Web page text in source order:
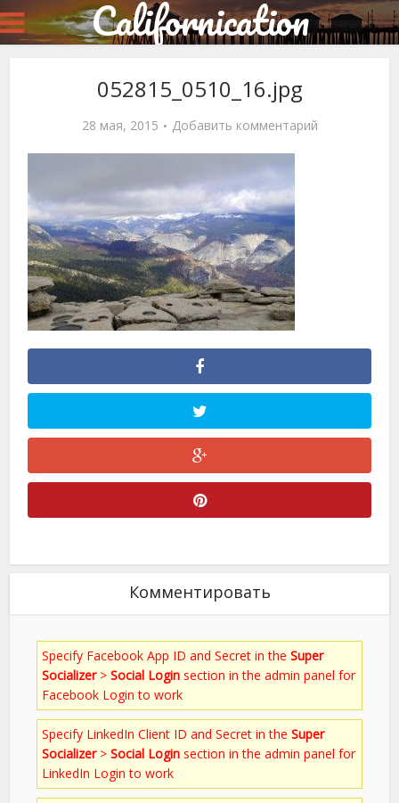
Californication
052815_0510_16.jpg
28 мая, 2015 Добавить комментарий
Комментировать
Specify Facebook App ID and Secret in theSuper
Socializer>Social Login section in the admin panel for
Facebook Login to work
Specify LinkedIn Client ID and Secret in theSuper
Socializer>Social Login section in the admin panel for
LinkedIn Login to work